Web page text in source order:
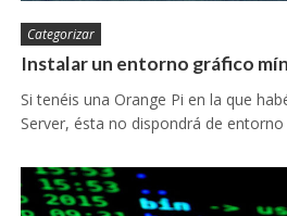
Categorizar
Instalar un entorno gráfico
Si tenéis una Orange Pi en la que
Server, ésta no dispondrá de